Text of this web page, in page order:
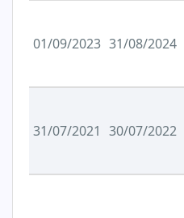
01/09/2023 31/08/2024
31/07/2021 30/07/2022